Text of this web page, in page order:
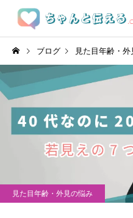
ブログ 見た目年齢・
見た目年齢・外見の悩み